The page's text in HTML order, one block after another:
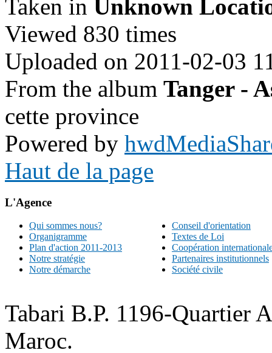
Taken in Unknown
Viewed 830 times
Uploaded on 2011-02-03
From the album Tanger -
cette province
Powered by
Haut de la page
L'Agence
Qui sommes nous?
Organigramme
Plan d'action 2011-2013
Notre stratégie
Notre démarche
Conseil d'orientation
Textes de Loi
Coopération
Partenaires institutionnels
Société civile
Tabari B.P. 1196-Quartier
Maroc.